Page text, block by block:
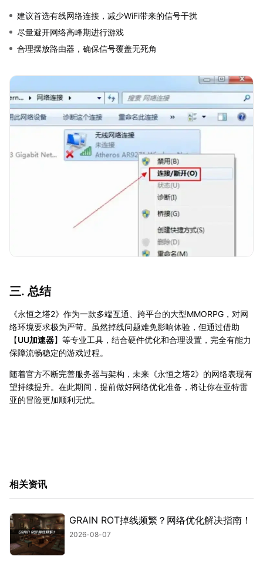
建议首选有线网络连接，减少WiFi带来的信号干扰
尽量避开网络高峰期进行游戏
合理摆放路由器，确保信号覆盖无死角
三. 总结
《永恒之塔2》作为一款多端互通、跨平台的大型MMORPG，对网
络环境要求极为严苛。虽然掉线问题难免影响体验，但通过借助
【UU加速器】等专业工具，结合硬件优化和合理设置，完全有能力
保障流畅稳定的游戏过程。
随着官方不断完善服务器与架构，未来《永恒之塔2》的网络表现有
望持续提升。在此期间，提前做好网络优化准备，将让你在亚特雷
亚的冒险更加顺利无忧。
相关资讯
GRAIN ROT掉线频繁？网络优化解决指南！
2026-08-07